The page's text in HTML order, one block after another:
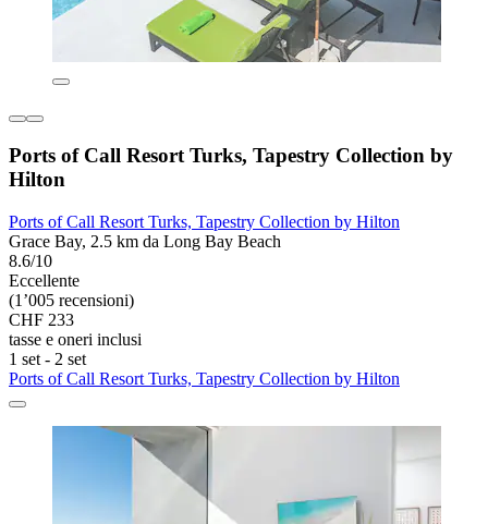
Ports of Call Resort Turks, Tapestry Collection by
Hilton
Ports of Call Resort Turks, Tapestry Collection by Hilton
Grace Bay, 2.5 km da Long Bay Beach
8.6/10
Eccellente
(1’005 recensioni)
CHF 233
tasse e oneri inclusi
1 set - 2 set
Ports of Call Resort Turks, Tapestry Collection by Hilton